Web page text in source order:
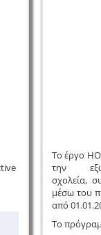
Το έργο
την
σχολεία,
μέσω του
από
Το